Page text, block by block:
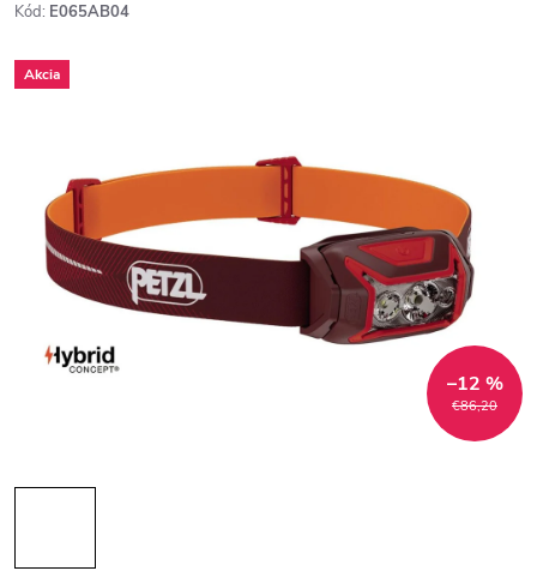
Kód: E065AB04
Akcia
€86,20
–12 %